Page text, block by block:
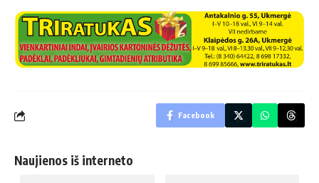
Facebook
Naujienos iš interneto